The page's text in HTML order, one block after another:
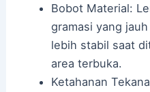
Bobot Material:
gramasi yang
lebih stabil saat
area terbuka.
Ketahanan